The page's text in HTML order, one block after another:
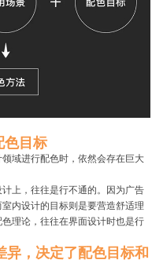
色目标
域进行配色时，依然会存在巨大
上，往往是行不通的。因为广告
内设计的目标则是要营造舒适理
理论，往往在界面设计时也是行
，决定了配色目标和